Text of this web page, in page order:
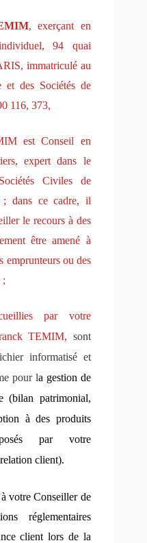
, exerçant en
94 quai
immatriculé au
et des Sociétés de
116, 373,
est Conseil en
expert dans le
Civiles de
; dans ce cadre, il
le recours à des
être amené à
emprunteurs ou des
;
par votre
TEMIM, sont
informatisé et
pour la gestion de
(bilan patrimonial,
à des produits
par votre
client).
votre Conseiller de
réglementaires
client lors de la